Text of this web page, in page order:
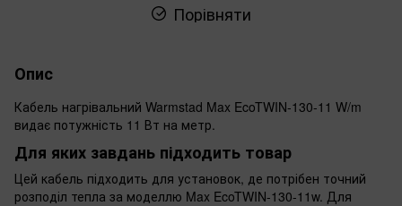
Порівняти
Опис
Кабель нагрівальний Warmstad Max EcoTWIN-130-11 W/m
видає потужність 11 Вт на метр.
Для яких завдань підходить товар
Цей кабель підходить для установок, де потрібен точний
розподіл тепла за моделлю Max EcoTWIN-130-11w. Для